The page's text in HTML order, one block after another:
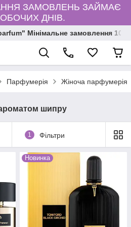
ЗАМОВЛЕНЬ ЗАЙМАЄ
ДНІВ.
Мінімальне замовлення
Парфумерія Жіноча парфумерія
шипру
1 Фільтри
Новинка